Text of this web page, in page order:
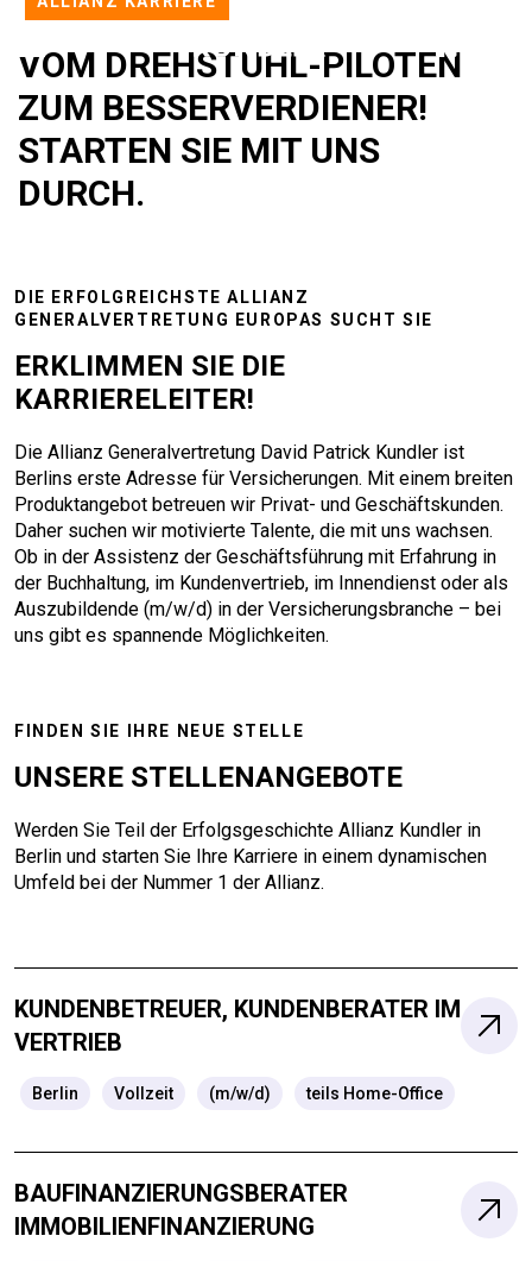
VOM DREHSTUHL-PILOTEN
ZUM BESSERVERDIENER!
STARTEN SIE MIT UNS
DURCH.
DIE ERFOLGREICHSTE ALLIANZ
GENERALVERTRETUNG EUROPAS SUCHT SIE
ERKLIMMEN SIE DIE
KARRIERELEITER!
Die Allianz Generalvertretung David Patrick Kundler ist
Berlins erste Adresse für Versicherungen. Mit einem breiten
Produktangebot betreuen wir Privat- und Geschäftskunden.
Daher suchen wir motivierte Talente, die mit uns wachsen.
Ob in der Assistenz der Geschäftsführung mit Erfahrung in
der Buchhaltung, im Kundenvertrieb, im Innendienst oder als
Auszubildende (m/w/d) in der Versicherungsbranche – bei
uns gibt es spannende Möglichkeiten.
FINDEN SIE IHRE NEUE STELLE
UNSERE STELLENANGEBOTE
Werden Sie Teil der Erfolgsgeschichte Allianz Kundler in
Berlin und starten Sie Ihre Karriere in einem dynamischen
Umfeld bei der Nummer 1 der Allianz.
KUNDENBETREUER, KUNDENBERATER IM
VERTRIEB
Berlin Vollzeit (m/w/d) teils Home-Office
BAUFINANZIERUNGSBERATER
IMMOBILIENFINANZIERUNG